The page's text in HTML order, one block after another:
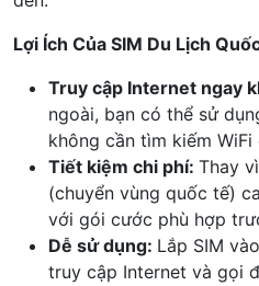
Lợi Ích Của SIM Du Lịch
Truy cập Internet ngay
ngoài, bạn có thể sử
không cần tìm kiếm
Tiết kiệm chi phí: Thay
(chuyển vùng quốc tế)
với gói cước phù hợp
Dễ sử dụng: Lắp SIM
truy cập Internet và gọi